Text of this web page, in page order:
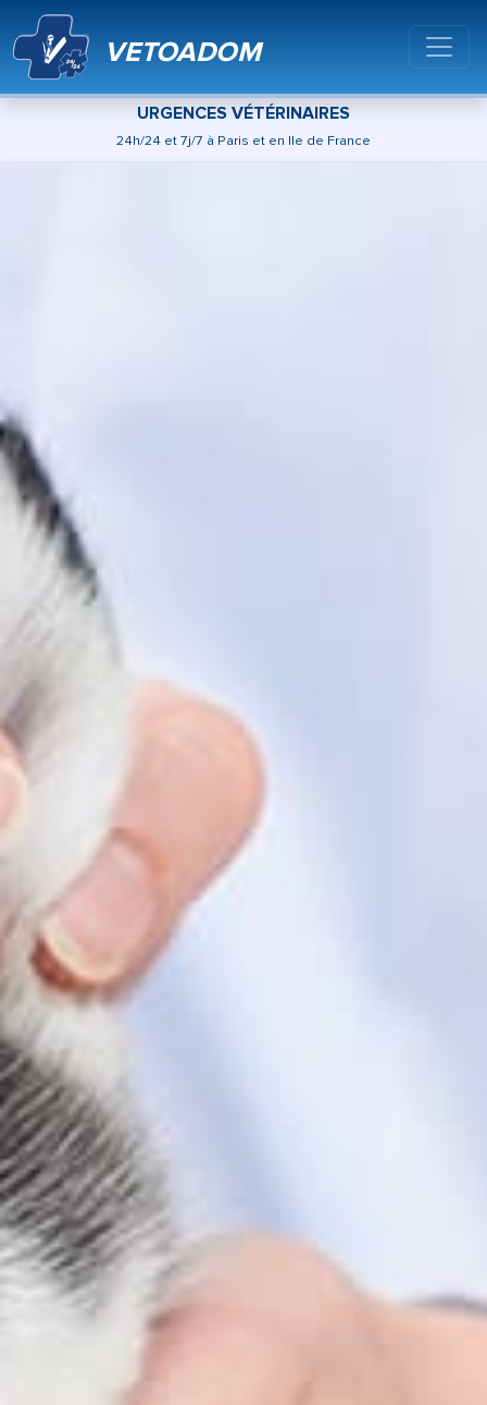
VETOADOM
URGENCES VÉTÉRINAIRES
24h/24 et 7j/7 à Paris et en Ile de France